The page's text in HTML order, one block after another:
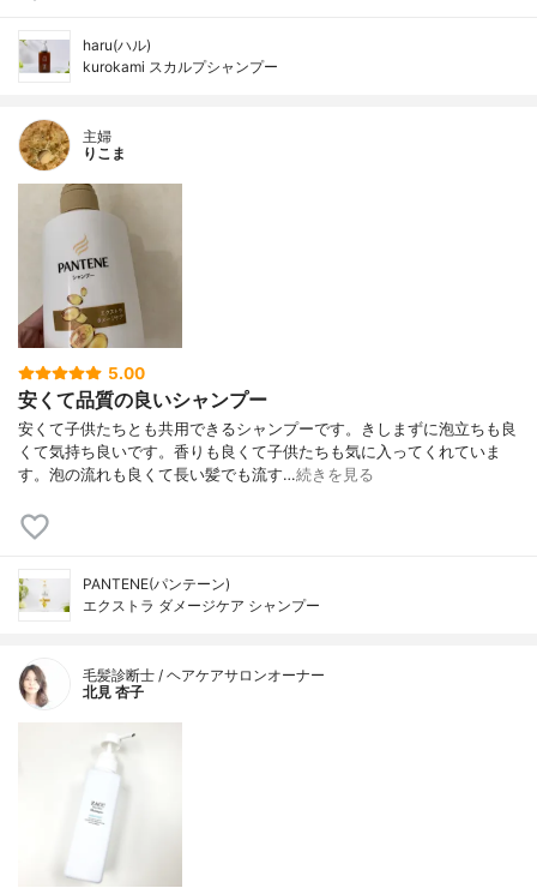
haru(ハル)
kurokami スカルプシャンプー
主婦
りこま
5.00
安くて品質の良いシャンプー
安くて子供たちとも共用できるシャンプーです。きしまずに泡立ちも良
くて気持ち良いです。香りも良くて子供たちも気に入ってくれていま
す。泡の流れも良くて長い髪でも流す…続きを見る
PANTENE(パンテーン)
エクストラ ダメージケア シャンプー
毛髪診断士 / ヘアケアサロンオーナー
北見 杏子